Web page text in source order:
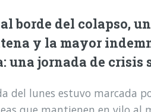
borde del colapso,
y la mayor
una jornada de crisis
del lunes estuvo marcada